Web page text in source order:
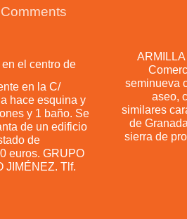
el centro de
en la C/
hace esquina y
y 1 baño. Se
de un edificio
de
euros. GRUPO
JIMÉNEZ. Tlf.
seminueva
aseo,
similares
de
sierra de